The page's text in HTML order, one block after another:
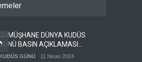
GÜMÜŞHANE DÜNYA KUDÜS
BASIN AÇIKLAMASI
FOTO)
GÜNÜ 11 Nisan 2024